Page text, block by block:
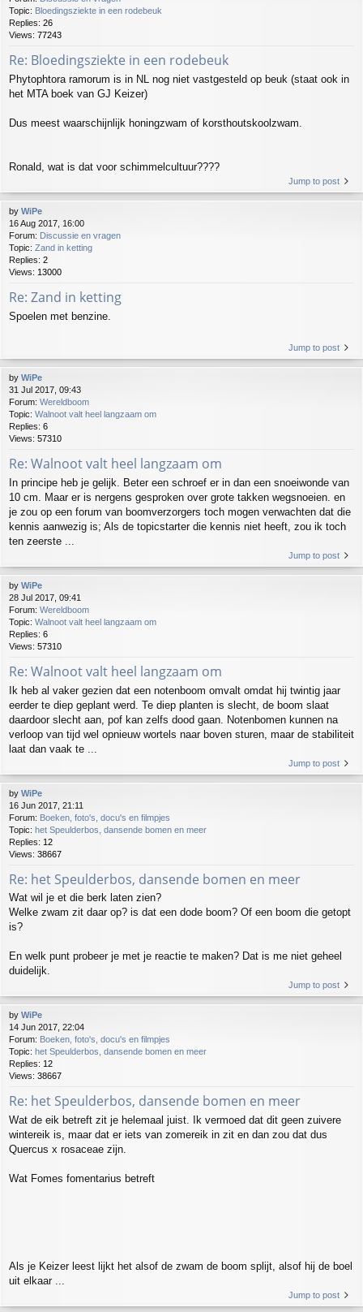
Topic: Bloedingsziekte in een rodebeuk
Replies: 26
Views: 77243
Re: Bloedingsziekte in een rodebeuk
Phytophtora ramorum is in NL nog niet vastgesteld op beuk (staat ook in
het MTA boek van GJ Keizer)
Dus meest waarschijnlijk honingzwam of korsthoutskoolzwam.
Ronald, wat is dat voor schimmelcultuur????
Jump to post
by WiPe
16 Aug 2017, 16:00
Forum: Discussie en vragen
Topic: Zand in ketting
Replies: 2
Views: 13000
Re: Zand in ketting
Spoelen met benzine.
Jump to post
by WiPe
31 Jul 2017, 09:43
Forum: Wereldboom
Topic: Walnoot valt heel langzaam om
Replies: 6
Views: 57310
Re: Walnoot valt heel langzaam om
In principe heb je gelijk. Beter een schroef er in dan een snoeiwonde van
10 cm. Maar er is nergens gesproken over grote takken wegsnoeien. en
je zou op een forum van boomverzorgers toch mogen verwachten dat die
kennis aanwezig is; Als de topicstarter die kennis niet heeft, zou ik toch
ten zeerste ...
Jump to post
by WiPe
28 Jul 2017, 09:41
Forum: Wereldboom
Topic: Walnoot valt heel langzaam om
Replies: 6
Views: 57310
Re: Walnoot valt heel langzaam om
Ik heb al vaker gezien dat een notenboom omvalt omdat hij twintig jaar
eerder te diep geplant werd. Te diep planten is slecht, de boom slaat
daardoor slecht aan, pof kan zelfs dood gaan. Notenbomen kunnen na
verloop van tijd wel opnieuw wortels naar boven sturen, maar de stabiliteit
laat dan vaak te ...
Jump to post
by WiPe
16 Jun 2017, 21:11
Forum: Boeken, foto's, docu's en filmpjes
Topic: het Speulderbos, dansende bomen en meer
Replies: 12
Views: 38667
Re: het Speulderbos, dansende bomen en meer
Wat wil je et die berk laten zien?
Welke zwam zit daar op? is dat een dode boom? Of een boom die getopt
is?
En welk punt probeer je met je reactie te maken? Dat is me niet geheel
duidelijk.
Jump to post
by WiPe
14 Jun 2017, 22:04
Forum: Boeken, foto's, docu's en filmpjes
Topic: het Speulderbos, dansende bomen en meer
Replies: 12
Views: 38667
Re: het Speulderbos, dansende bomen en meer
Wat de eik betreft zit je helemaal juist. Ik vermoed dat dit geen zuivere
wintereik is, maar dat er iets van zomereik in zit en dan zou dat dus
Quercus x rosaceae zijn.
Wat Fomes fomentarius betreft
Als je Keizer leest lijkt het alsof de zwam de boom splijt, alsof hij de boel
uit elkaar ...
Jump to post